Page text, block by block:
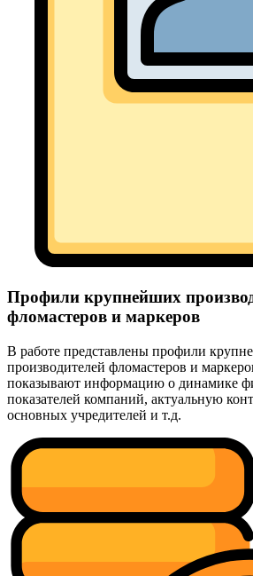
Профили крупнейших
фломастеров и маркеров
В работе представлены профили
производителей фломастеров и
показывают информацию о динамике
показателей компаний, актуальную
основных учредителей и т.д.